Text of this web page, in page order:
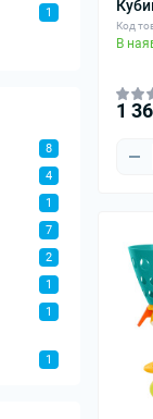
1
8
4
1
7
2
1
1
1
Код
В
1